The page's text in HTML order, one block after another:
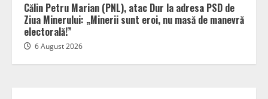
Călin Petru Marian (PNL), atac Dur la adresa PSD de
Ziua Minerului: „Minerii sunt eroi, nu masă de manevră
electorală!”
6 August 2026